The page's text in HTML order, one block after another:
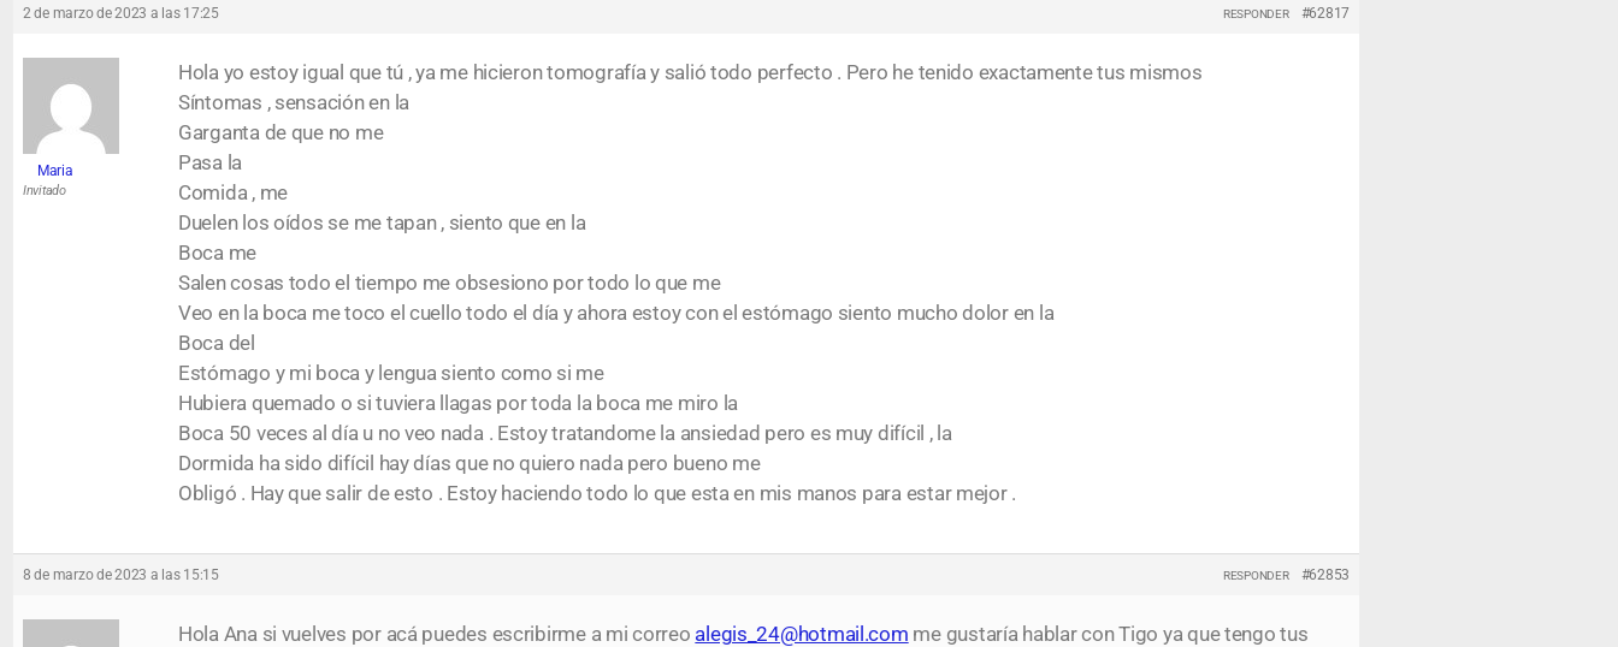
2 de marzo de 2023 a las 17:25 #62817
RESPONDER
Maria
Invitado
Hola yo estoy igual que tú , ya me hicieron tomografía y salió todo perfecto . Pero he tenido exactamente tus mismos
Síntomas , sensación en la
Garganta de que no me
Pasa la
Comida , me
Duelen los oídos se me tapan , siento que en la
Boca me
Salen cosas todo el tiempo me obsesiono por todo lo que me
Veo en la boca me toco el cuello todo el día y ahora estoy con el estómago siento mucho dolor en la
Boca del
Estómago y mi boca y lengua siento como si me
Hubiera quemado o si tuviera llagas por toda la boca me miro la
Boca 50 veces al día u no veo nada . Estoy tratandome la ansiedad pero es muy difícil , la
Dormida ha sido difícil hay días que no quiero nada pero bueno me
Obligó . Hay que salir de esto . Estoy haciendo todo lo que esta en mis manos para estar mejor .
8 de marzo de 2023 a las 15:15 #62853
RESPONDER
Hola Ana si vuelves por acá puedes escribirme a mi correo alegis_24@hotmail.com me gustaría hablar con Tigo ya que tengo tus